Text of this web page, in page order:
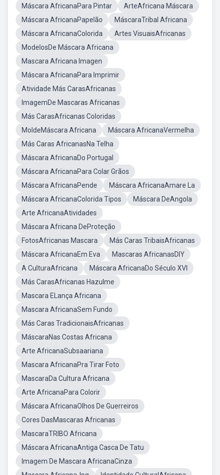
Máscara AfricanaPara Pintar
ArteAfricana Máscara
Máscara AfricanaPapelão
MáscaraTribal Africana
Máscara AfricanaColorida
Artes VisuaisAfricanas
ModelosDe Máscara Africana
Mascara Africana Imagen
Máscara AfricanaPara Imprimir
Atividade Más CarasAfricanas
ImagemDe Mascaras Africanas
Más CarasAfricanas Coloridas
MoldeMáscara Africana
Máscara AfricanaVermelha
Más Caras AfricanasNa Telha
Máscara AfricanaDo Portugal
Máscara AfricanaPara Colar Grãos
Máscara AfricanaPende
Máscara AfricanaAmare La
Máscara AfricanaColorida Tipos
Máscara DeAngola
Arte AfricanaAtividades
Máscara Africana DeProteção
FotosAfricanas Mascara
Más Caras TribaisAfricanas
Máscara AfricanaEm Eva
Mascaras AfricanasDIY
A CulturaAfricana
Máscara AfricanaDo Século XVI
Más CarasAfricanas Hazulme
Mascara ELança Africana
Mascara AfricanaSem Fundo
Más Caras TradicionaisAfricanas
MáscaraNas Costas Africana
Arte AfricanaSubsaariana
Mascara AfricanaPra Tirar Foto
MascaraDa Cultura Africana
Arte AfricanaPara Colorir
Máscara AfricanaOlhos De Guerreiros
Cores DasMascaras Africanas
MascaraTRIBO Africana
Máscara AfricanaAntiga Casca De Tatu
Imagem De Mascara AfricanaCinza